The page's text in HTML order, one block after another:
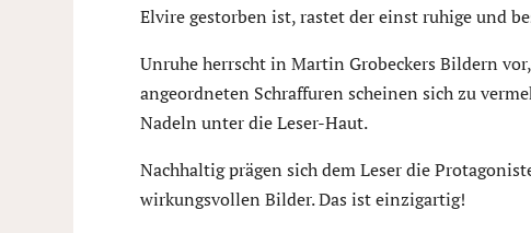
Elvire gestorben ist, rastet der einst ruhige und
Unruhe herrscht in Martin Grobeckers Bildern
angeordneten Schraffuren scheinen sich zu
Nadeln unter die Leser-Haut.
Nachhaltig prägen sich dem Leser die
wirkungsvollen Bilder. Das ist einzigartig!